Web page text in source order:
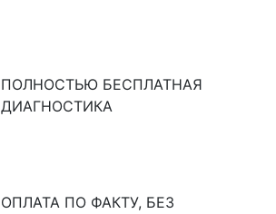
ПОЛНОСТЬЮ БЕСПЛАТНАЯ
ДИАГНОСТИКА
ОПЛАТА ПО ФАКТУ, БЕЗ